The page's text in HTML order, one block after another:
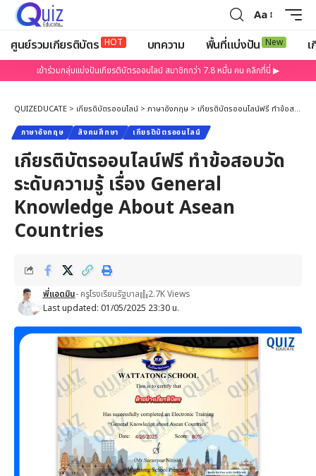
Aa
ศูนย์รวมเกียรติบัตร HOT บทความ พื้นที่แบ่งปัน New
เข้าร่วมกลุ่มแบ่งปันเกียรติบัตรออนไลน์ สมาชิกกว่า 7.8 หมื่น คน คลิกที่นี่ ▶
QUIZEDUCATE > เกียรติบัตรออนไลน์ > ภาษาอังกฤษ > เกียรติบัตรออนไลน์ฟรี ทำข้อสอบวัดระดับความรู้ เรื่อง General Knowledge About Asean Countries
ภาษาอังกฤษ สังคมศึกษา เกียรติบัตรออนไลน์
เกียรติบัตรออนไลน์ฟรี ทำข้อสอบวัด
ระดับความรู้ เรื่อง General
Knowledge About Asean
Countries
Last updated: 01/05/2025 23:30 น.
พี่แอดมิน- ครูโรงเรียนรัฐบาล 2.7K Views